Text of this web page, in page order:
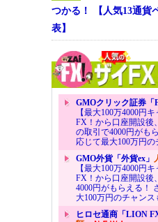
つかる！ 【人気13通貨
表】
GMOクリック証券「
【最大100万4000円
FX！から口座開設後
の取引で4000円がも
応じて最大100万円の
GMO外貨「外貨ex」
【最大100万4000円
FX！から口座開設後
4000円がもらえる！
大100万円のチャンス
ヒロセ通商「LION